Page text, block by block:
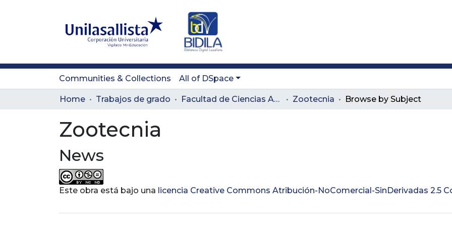
Communities & Collections All of DSpace
Home Trabajos de grado Facultad de Ciencias Administrativas y Agropecuarias Zootecnia Browse by Subject
Zootecnia
News
Este obra está bajo una licencia Creative Commons Atribución-NoComercial-SinDerivadas 2.5